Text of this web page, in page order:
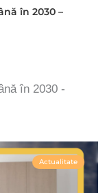
în 2030 –
în 2030 -
Actualitate